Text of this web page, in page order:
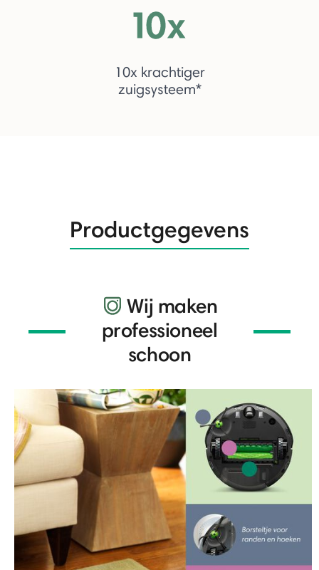
10x krachtiger
zuigsysteem*
Productgegevens
Wij maken
professioneel
schoon